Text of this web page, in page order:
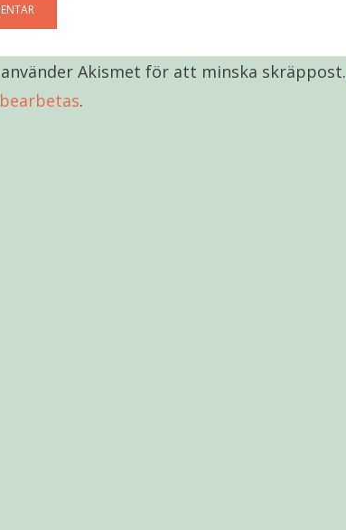
Akismet för att minska skräppost.
.